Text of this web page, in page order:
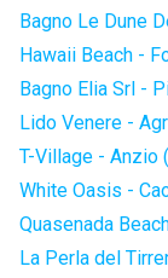
Bagno Le Dune
Hawaii Beach -
Bagno Elia Srl -
Lido Venere -
T-Village - Anzio
White Oasis -
Quasenada
La Perla del